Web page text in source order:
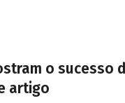
o sucesso
artigo